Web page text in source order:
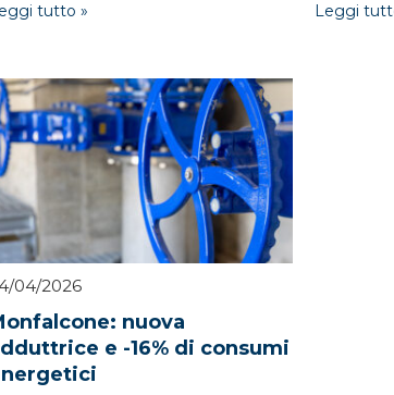
tutto »
Leggi
04/2026
nuova
e -16% di consumi